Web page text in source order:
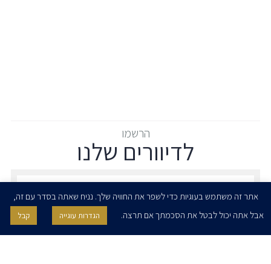
הרשמו
לדיוורים שלנו
אני מאשר/ת בזאת להרצוג, פוקס, נאמן ושות' לשלוח לי ניוזלטרים,
הודעות והזמנות לאירועים וכנסים. אני רשאי/ת לחזור בי מהסכמתי לעיל בכל
אתר זה משתמש בעוגיות כדי לשפר את החוויה שלך. נניח שאתה בסדר עם זה,
אבל אתה יכול לבטל את הסכמתך אם תרצה.
הגדרות עוגייה קבל